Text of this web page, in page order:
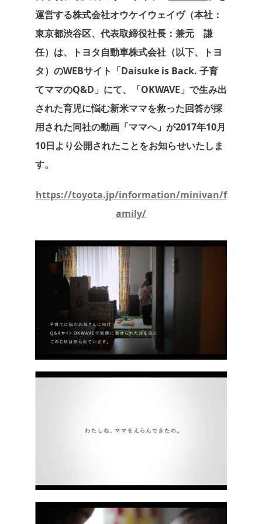
運営する株式会社オウケイウェイヴ（本社：
東京都渋谷区、代表取締役社長：兼元 謙
任）は、トヨタ自動車株式会社（以下、トヨ
タ）のWEBサイト「Daisuke is Back. 子育
てママのQ&D」にて、「OKWAVE」で生み出
された育児に悩む新米ママを救った回答が採
用された同社の動画「ママへ」が2017年10月
10日より公開されたことをお知らせいたしま
す。
https://toyota.jp/information/minivan/f
amily/